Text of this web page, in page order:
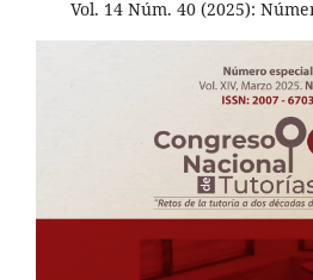
Vol. 14 Núm. 40 (2025):